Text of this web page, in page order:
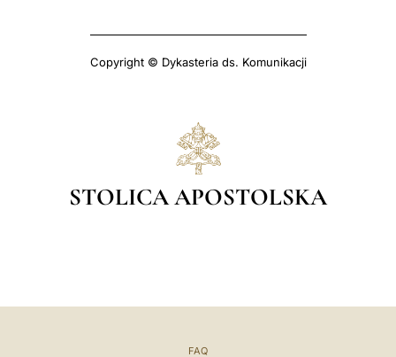
Copyright © Dykasteria ds. Komunikacji
STOLICA APOSTOLSKA
FAQ